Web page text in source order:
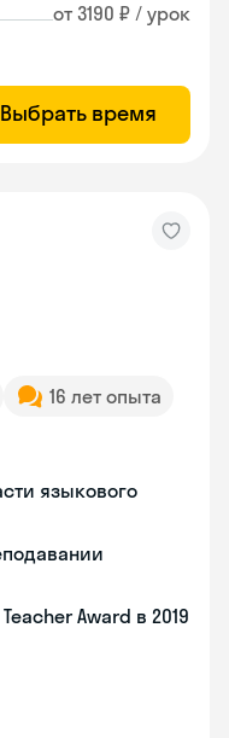
от 3190 ₽ / урок
Выбрать время
16 лет опыта
языкового
Award в 2019